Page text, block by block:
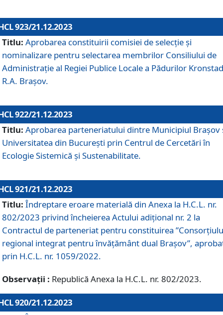
923/21.12.2023
Titlu: Aprobarea constituirii comisiei de selecție și
nominalizare pentru selectarea membrilor Consiliului de
Administrație al Regiei Publice Locale a Pădurilor
R.A. Brașov.
922/21.12.2023
Titlu: Aprobarea parteneriatului dintre Municipiul Brașov
Universitatea din București prin Centrul de Cercetări în
Ecologie Sistemică și Sustenabilitate.
921/21.12.2023
Titlu: Îndreptare eroare materială din Anexa la H.C.L. nr.
802/2023 privind încheierea Actului adițional nr. 2 la
Contractul de parteneriat pentru constituirea
regional integrat pentru învățământ dual Brașov”,
prin H.C.L. nr. 1059/2022.
Observații : Republică Anexa la H.C.L. nr. 802/2023.
920/21.12.2023